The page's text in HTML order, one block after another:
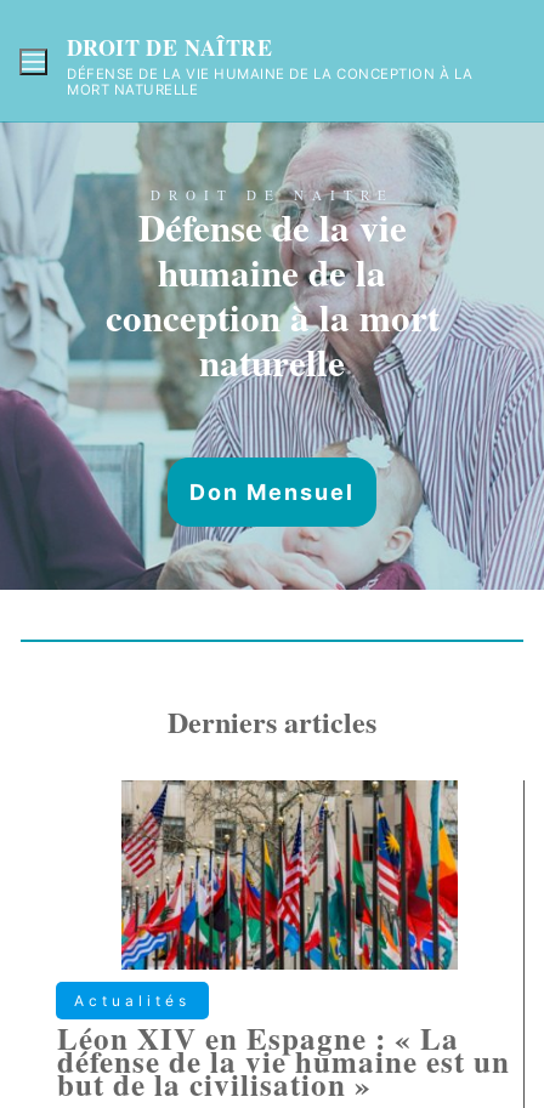
DROIT DE NAÎTRE
DÉFENSE DE LA VIE HUMAINE DE LA CONCEPTION À LA
MORT NATURELLE
DROIT DE NAITRE
Défense de la vie
humaine de la
conception à la mort
naturelle
Don Mensuel
Derniers articles
Actualités
Léon XIV en Espagne : « La
défense de la vie humaine est un
but de la civilisation »